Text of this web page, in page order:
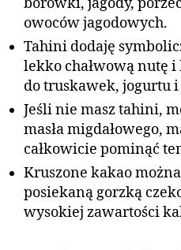
borówki, jagody,
owoców jagodowych.
Tahini dodaję
lekko chałwową nutę i
do truskawek, jogurtu
Jeśli nie masz tahini,
masła migdałowego,
całkowicie pominąć
Kruszone kakao
posiekaną gorzką
wysokiej zawartości